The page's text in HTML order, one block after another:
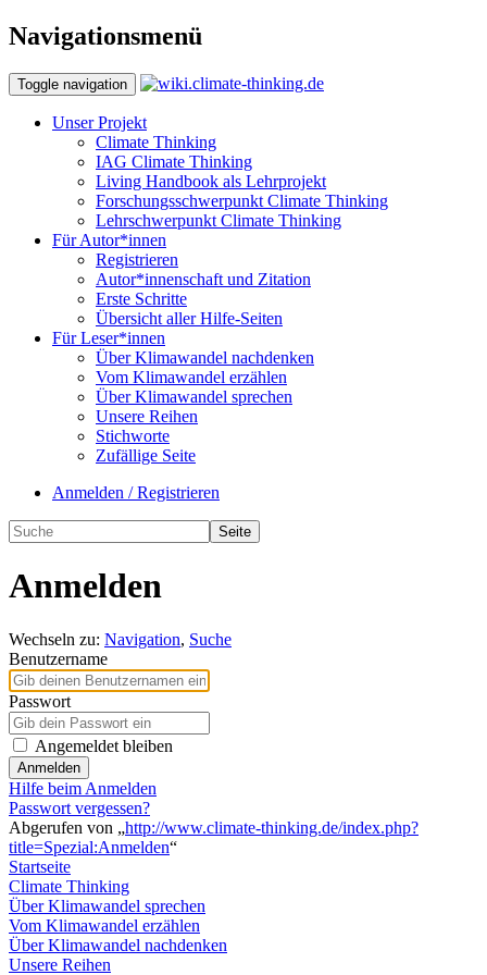
Navigationsmenü
Toggle navigation
Unser Projekt
Climate Thinking
IAG Climate Thinking
Living Handbook als Lehrprojekt
Forschungsschwerpunkt Climate Thinking
Lehrschwerpunkt Climate Thinking
Für Autor*innen
Registrieren
Autor*innenschaft und Zitation
Erste Schritte
Übersicht aller Hilfe-Seiten
Für Leser*innen
Über Klimawandel nachdenken
Vom Klimawandel erzählen
Über Klimawandel sprechen
Unsere Reihen
Stichworte
Zufällige Seite
Anmelden / Registrieren
Anmelden
Wechseln zu: Navigation, Suche
Benutzername
Passwort
Angemeldet bleiben
Anmelden
Hilfe beim Anmelden
Passwort vergessen?
Abgerufen von „http://www.climate-thinking.de/index.php?
title=Spezial:Anmelden“
Startseite
Climate Thinking
Über Klimawandel sprechen
Vom Klimawandel erzählen
Über Klimawandel nachdenken
Unsere Reihen